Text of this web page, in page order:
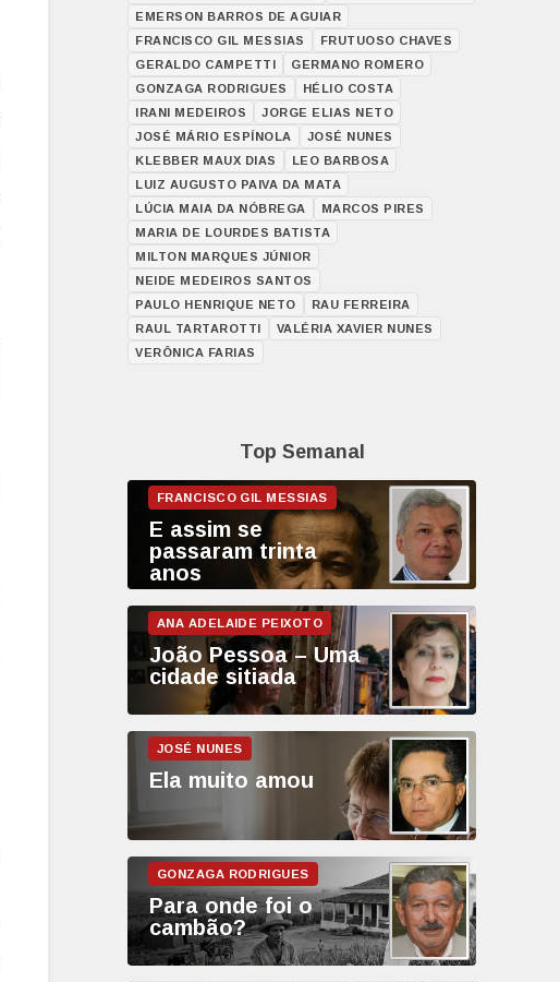
EMERSON BARROS DE AGUIAR
FRANCISCO GIL MESSIAS
FRUTUOSO CHAVES
GERALDO CAMPETTI
GERMANO ROMERO
GONZAGA RODRIGUES
HÉLIO COSTA
IRANI MEDEIROS
JORGE ELIAS NETO
JOSÉ MÁRIO ESPÍNOLA
JOSÉ NUNES
KLEBBER MAUX DIAS
LEO BARBOSA
LUIZ AUGUSTO PAIVA DA MATA
LÚCIA MAIA DA NÓBREGA
MARCOS PIRES
MARIA DE LOURDES BATISTA
MILTON MARQUES JÚNIOR
NEIDE MEDEIROS SANTOS
PAULO HENRIQUE NETO
RAU FERREIRA
RAUL TARTAROTTI
VALÉRIA XAVIER NUNES
VERÔNICA FARIAS
Top Semanal
E assim se
passaram trinta
anos
João Pessoa – Uma
cidade sitiada
Ela muito amou
Para onde foi o
cambão?